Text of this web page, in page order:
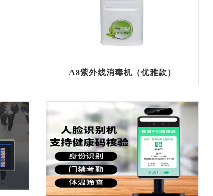
A8紫外线消毒机（优雅款）